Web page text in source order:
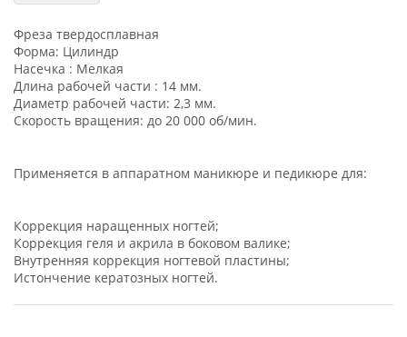
Фреза твердосплавная
Форма: Цилиндр
Насечка : Мелкая
Длина рабочей части : 14 мм.
Диаметр рабочей части: 2,3 мм.
Скорость вращения: до 20 000 об/мин.
Применяется в аппаратном маникюре и педикюре для:
Коррекция наращенных ногтей;
Коррекция геля и акрила в боковом валике;
Внутренняя коррекция ногтевой пластины;
Истончение кератозных ногтей.